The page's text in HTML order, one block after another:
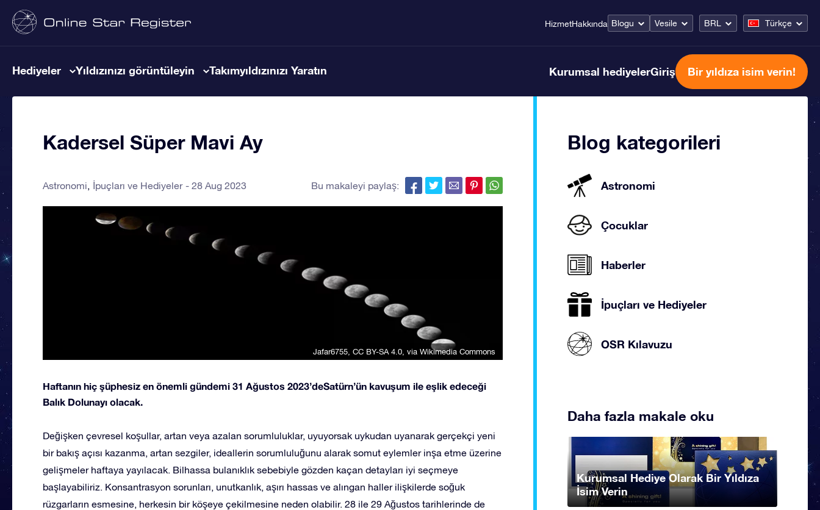
HizmetHakkında Blogu Vesile BRL Türkçe
Hediyeler Yıldızınızı görüntüleyin Takımyıldızınızı Yaratın Kurumsal hediyelerGiriş Bir yıldıza isim verin!
Kadersel Süper Mavi Ay
Astronomi İpuçları ve Hediyeler 28 Aug 2023 Bu makaleyi paylaş:
Jafar6755 CC BY-SA 4.0 , via Wikimedia Commons
Haftanın hiç şüphesiz en önemli gündemi 31 Ağustos 2023’deSatürn’ün kavuşum ile eşlik edeceği
Balık Dolunayı olacak.
Değişken çevresel koşullar, artan veya azalan sorumluluklar, uyuyorsak uykudan uyanarak gerçekçi yeni
bir bakış açısı kazanma, artan sezgiler, ideallerin sorumluluğunu alarak somut eylemler inşa etme üzerine
gelişmeler haftaya yayılacak. Bilhassa bulanıklık sebebiyle gözden kaçan detayları iyi seçmeye
başlayabiliriz. Konsantrasyon sorunları, unutkanlık, aşırı hassas ve alıngan haller ilişkilerde soğuk
rüzgarların esmesine, herkesin bir köşeye çekilmesine neden olabilir. 28 ile 29 Ağustos tarihlerinde de
Blog kategorileri
Astronomi
Çocuklar
Haberler
İpuçları ve Hediyeler
OSR Kılavuzu
Daha fazla makale oku
Kurumsal Hediye Olarak Bir Yıldıza
İsim Verin